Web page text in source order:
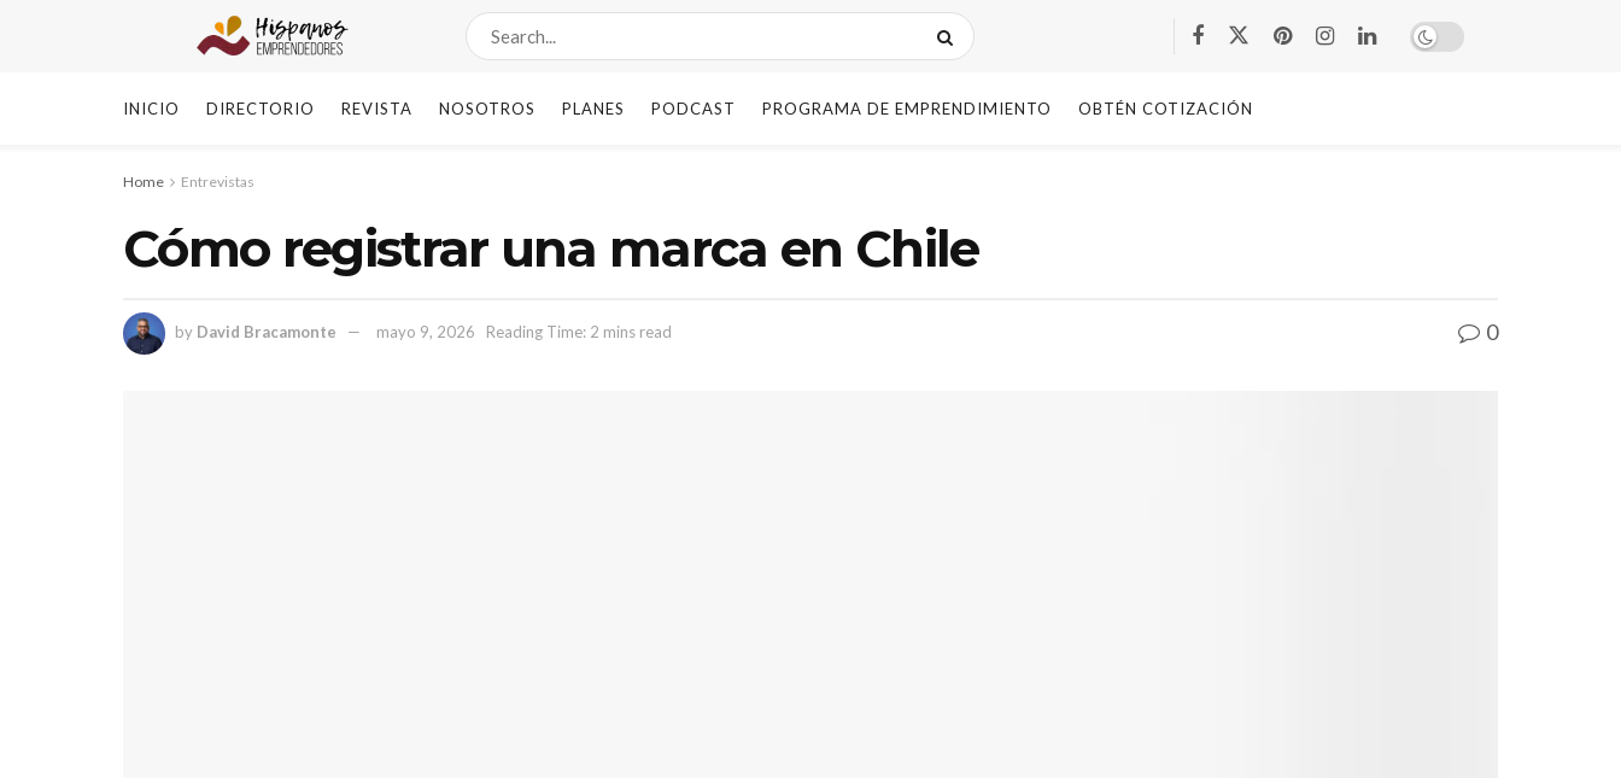
INICIO DIRECTORIO REVISTA NOSOTROS PLANES PODCAST PROGRAMA DE EMPRENDIMIENTO OBTÉN COTIZACIÓN
Home Entrevistas
Cómo registrar una marca en Chile
by David Bracamonte mayo 9, 2026 Reading Time: 2 mins read 0